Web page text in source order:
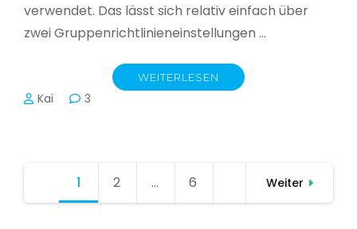
verwendet. Das lässt sich relativ einfach über
zwei Gruppenrichtlinieneinstellungen …
WEITERLESEN
Kai 3
Seitennummerierung
1 Seite
2 … Seite
6 Weiter